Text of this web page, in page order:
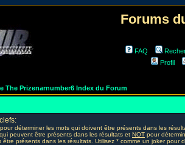
Forums
FAQ
Profil
The Prizenarnumber6 Index du Forum
pour déterminer les mots qui doivent être présents dans les
peuvent être présents dans les résultats et NOT pour
présents dans les résultats. Utilisez * comme un joker pour